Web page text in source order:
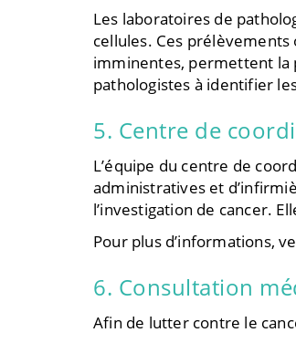
Les laboratoires de
cellules. Ces
imminentes, permettent la
pathologistes à identifier
5. Centre de
L’équipe du centre de
administratives et
l’investigation de cancer.
Pour plus d’informations,
6. Consultation
Afin de lutter contre le